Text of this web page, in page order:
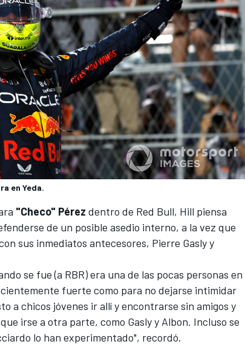
en Yeda.
"Checo" Pérez dentro de Red Bull, Hill piensa
de un posible asedio interno, a la vez que
sus inmediatos antecesores, Pierre Gaslyy
se fue (a RBR) era una de las pocas personas en
fuerte como para no dejarse intimidar
a chicos jóvenes ir allí y encontrarse sin amigos y
irse a otra parte, como Gasly y Albon. Incluso se
lo han experimentado", recordó.